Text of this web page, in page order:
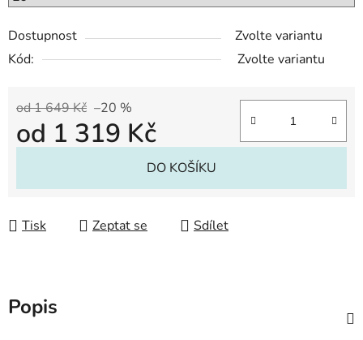
Dostupnost
Zvolte variantu
Kód:
Zvolte variantu
od 1 649 Kč –20 %
od 1 319 Kč
DO KOŠÍKU
Tisk Zeptat se Sdílet
Popis